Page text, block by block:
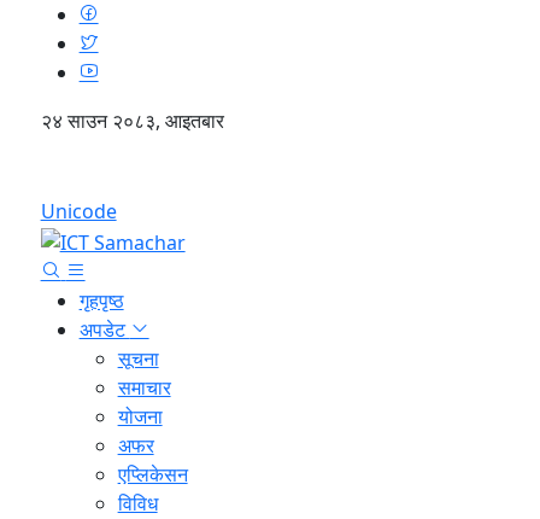
२४ साउन २०८३, आइतबार
Unicode
गृहपृष्ठ
अपडेट
सूचना
समाचार
योजना
अफर
एप्लिकेसन
विविध